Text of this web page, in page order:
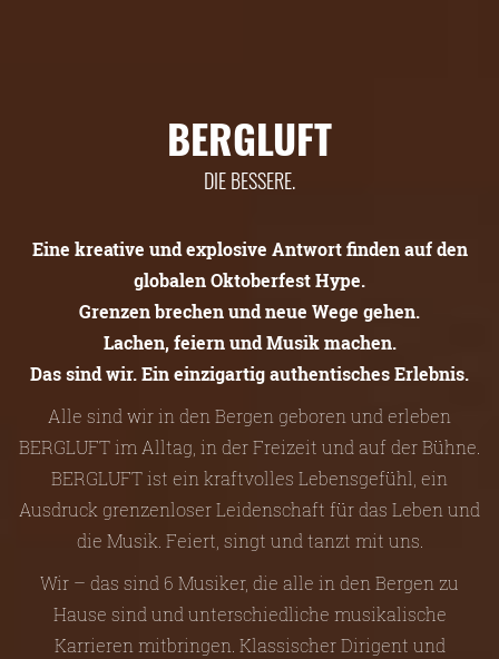
BERGLUFT
DIE BESSERE.
Eine kreative und explosive Antwort finden auf den
globalen Oktoberfest Hype.
Grenzen brechen und neue Wege gehen.
Lachen, feiern und Musik machen.
Das sind wir. Ein einzigartig authentisches Erlebnis.
Alle sind wir in den Bergen geboren und erleben
BERGLUFT im Alltag, in der Freizeit und auf der Bühne.
BERGLUFT ist ein kraftvolles Lebensgefühl, ein
Ausdruck grenzenloser Leidenschaft für das Leben und
die Musik. Feiert, singt und tanzt mit uns.
Wir – das sind 6 Musiker, die alle in den Bergen zu
Hause sind und unterschiedliche musikalische
Karrieren mitbringen. Klassischer Dirigent und